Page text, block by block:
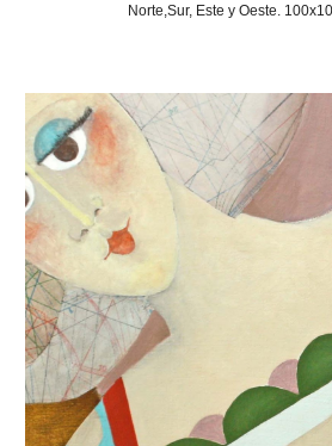
Norte,Sur, Este y Oeste.